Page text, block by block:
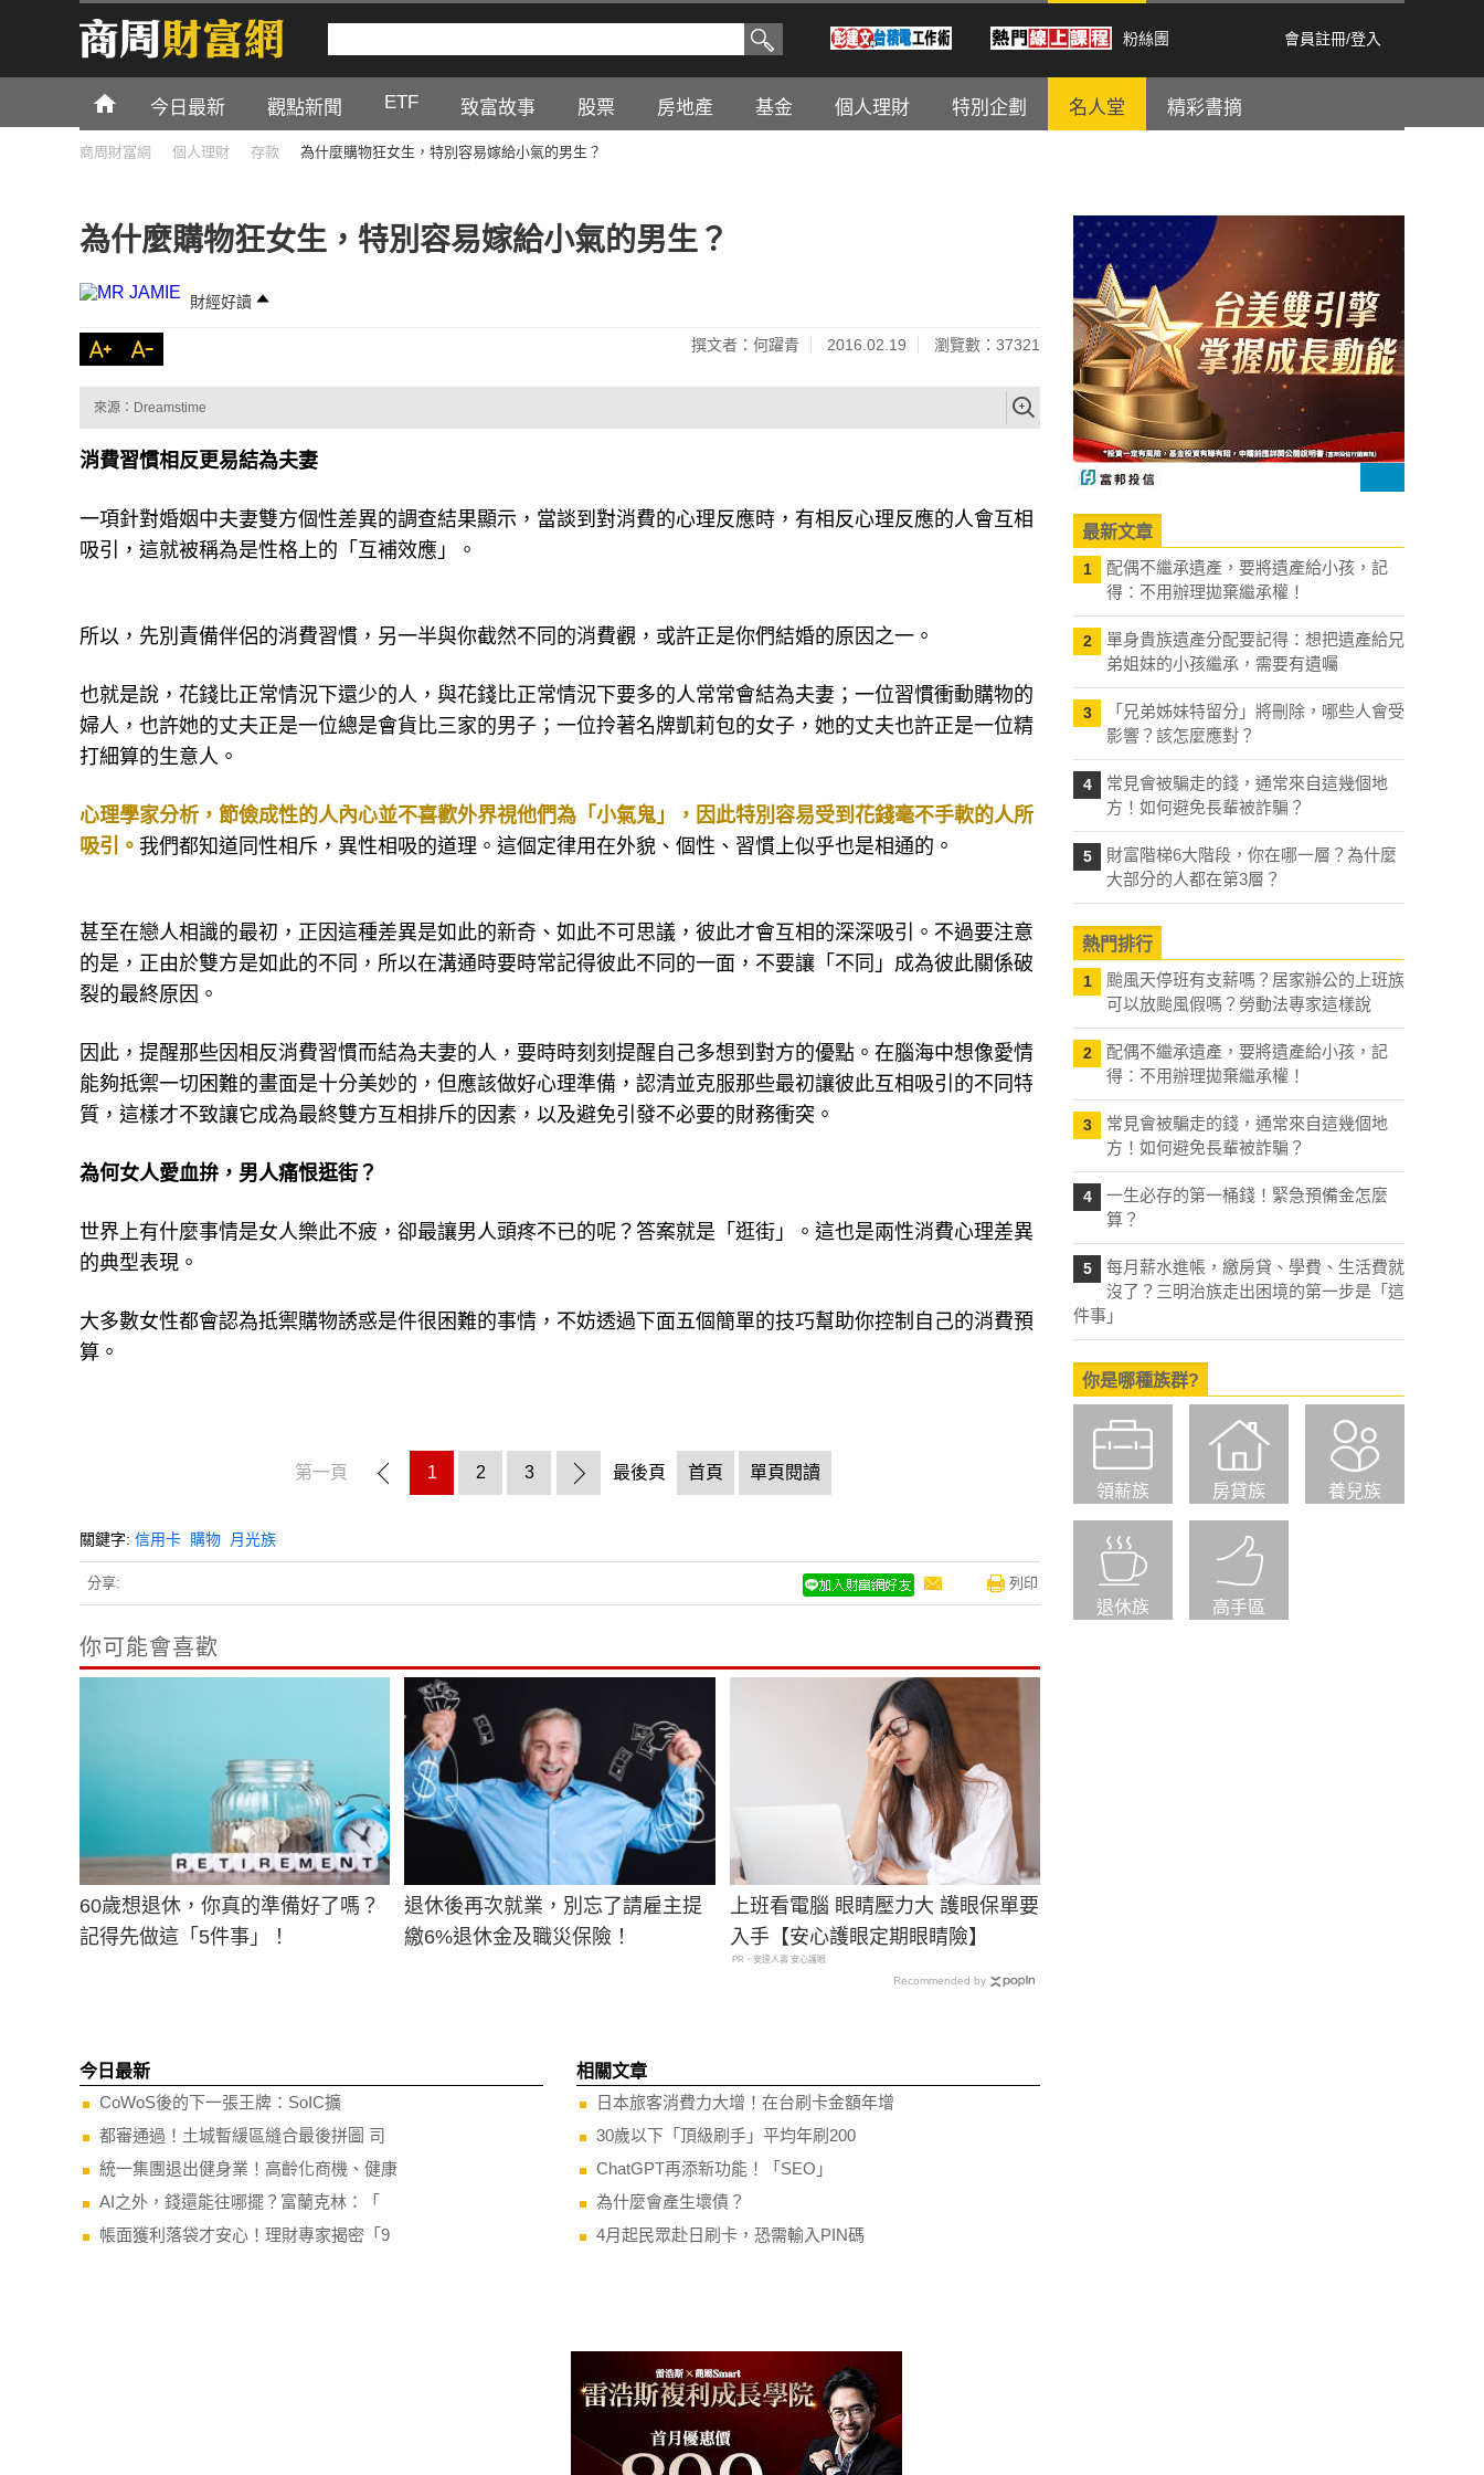
粉絲團 會員註冊/登入
今日最新 觀點新聞 ETF 致富故事 股票 房地產 基金 個人理財 特別企劃 名人堂 精彩書摘
商周財富網 個人理財 存款 為什麼購物狂女生，特別容易嫁給小氣的男生？
為什麼購物狂女生，特別容易嫁給小氣的男生？
財經好讀
撰文者：何躍青 2016.02.19 瀏覽數：37321
來源：Dreamstime
消費習慣相反更易結為夫妻
一項針對婚姻中夫妻雙方個性差異的調查結果顯示，當談到對消費的心理反應時，有相反心理反應的人會互相
吸引，這就被稱為是性格上的「互補效應」。
所以，先別責備伴侶的消費習慣，另一半與你截然不同的消費觀，或許正是你們結婚的原因之一。
也就是說，花錢比正常情況下還少的人，與花錢比正常情況下要多的人常常會結為夫妻；一位習慣衝動購物的
婦人，也許她的丈夫正是一位總是會貨比三家的男子；一位拎著名牌凱莉包的女子，她的丈夫也許正是一位精
打細算的生意人。
心理學家分析，節儉成性的人內心並不喜歡外界視他們為「小氣鬼」，因此特別容易受到花錢毫不手軟的人所
吸引。 我們都知道同性相斥，異性相吸的道理。這個定律用在外貌、個性、習慣上似乎也是相通的。
甚至在戀人相識的最初，正因這種差異是如此的新奇、如此不可思議，彼此才會互相的深深吸引。不過要注意
的是，正由於雙方是如此的不同，所以在溝通時要時常記得彼此不同的一面，不要讓「不同」成為彼此關係破
裂的最終原因。
因此，提醒那些因相反消費習慣而結為夫妻的人，要時時刻刻提醒自己多想到對方的優點。在腦海中想像愛情
能夠抵禦一切困難的畫面是十分美妙的，但應該做好心理準備，認清並克服那些最初讓彼此互相吸引的不同特
質，這樣才不致讓它成為最終雙方互相排斥的因素，以及避免引發不必要的財務衝突。
為何女人愛血拚，男人痛恨逛街？
世界上有什麼事情是女人樂此不疲，卻最讓男人頭疼不已的呢？答案就是「逛街」。這也是兩性消費心理差異
的典型表現。
大多數女性都會認為抵禦購物誘惑是件很困難的事情，不妨透過下面五個簡單的技巧幫助你控制自己的消費預
算。
第一頁 1 2 3 最後頁 首頁 單頁閱讀
關鍵字: 信用卡 購物 月光族
分享: 列印
你可能會喜歡
60歲想退休，你真的準備好了嗎？
記得先做這「5件事」！
退休後再次就業，別忘了請雇主提
繳6%退休金及職災保險！
上班看電腦 眼睛壓力大 護眼保單要
入手【安心護眼定期眼睛險】
PR・安達人壽 安心護眼
Recommended by
今日最新
CoWoS後的下一張王牌：SoIC擴
都審通過！土城暫緩區縫合最後拼圖 司
統一集團退出健身業！高齡化商機、健康
AI之外，錢還能往哪擺？富蘭克林：「
帳面獲利落袋才安心！理財專家揭密「9
相關文章
日本旅客消費力大增！在台刷卡金額年增
30歲以下「頂級刷手」平均年刷200
ChatGPT再添新功能！「SEO」
為什麼會產生壞債？
4月起民眾赴日刷卡，恐需輸入PIN碼
最新文章
1
配偶不繼承遺產，要將遺產給小孩，記
得：不用辦理拋棄繼承權！
2
單身貴族遺產分配要記得：想把遺產給兄
弟姐妹的小孩繼承，需要有遺囑
3
「兄弟姊妹特留分」將刪除，哪些人會受
影響？該怎麼應對？
4
常見會被騙走的錢，通常來自這幾個地
方！如何避免長輩被詐騙？
5
財富階梯6大階段，你在哪一層？為什麼
大部分的人都在第3層？
熱門排行
1
颱風天停班有支薪嗎？居家辦公的上班族
可以放颱風假嗎？勞動法專家這樣說
2
配偶不繼承遺產，要將遺產給小孩，記
得：不用辦理拋棄繼承權！
3
常見會被騙走的錢，通常來自這幾個地
方！如何避免長輩被詐騙？
4
一生必存的第一桶錢！緊急預備金怎麼
算？
5
每月薪水進帳，繳房貸、學費、生活費就
沒了？三明治族走出困境的第一步是「這
件事」
你是哪種族群?
領薪族 房貸族 養兒族
退休族 高手區